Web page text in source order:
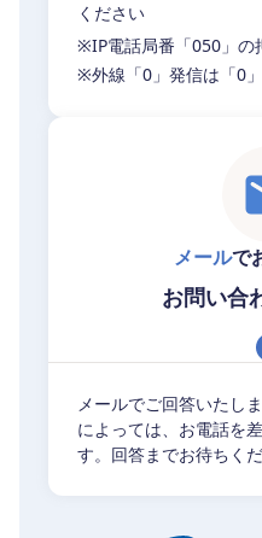
ください
※IP電話局番「050」の
※外線「0」発信は「0
メールで
お問い合
メールでご回答いたし
によっては、お電話を
す。回答までお待ちくだ